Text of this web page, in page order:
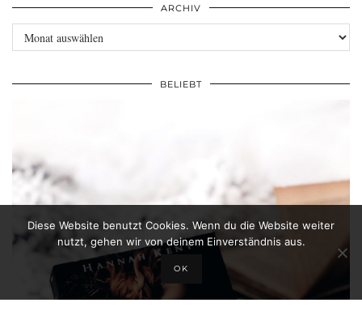
ARCHIV
Archiv
BELIEBT
Diese Website benutzt Cookies. Wenn du die Website weiter
nutzt, gehen wir von deinem Einverständnis aus.
OK